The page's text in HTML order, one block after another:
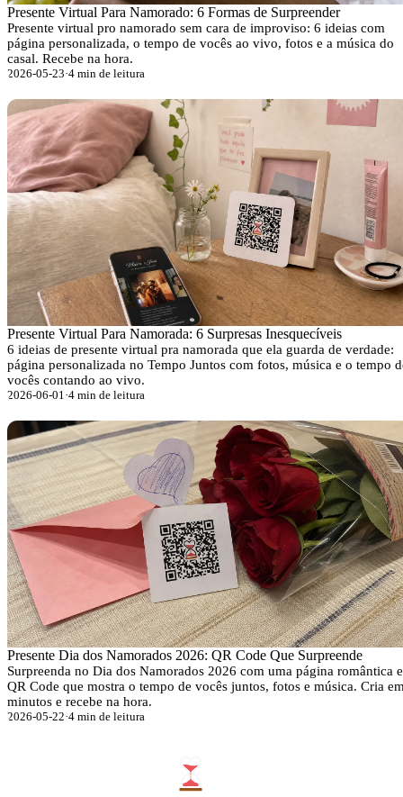
Presente Virtual Para Namorado: 6 Formas de Surpreender
Presente virtual pro namorado sem cara de improviso: 6 ideias com
página personalizada, o tempo de vocês ao vivo, fotos e a música do
casal. Recebe na hora.
2026-05-23·4 min de leitura
Presente Virtual Para Namorada: 6 Surpresas Inesquecíveis
6 ideias de presente virtual pra namorada que ela guarda de verdade:
página personalizada no Tempo Juntos com fotos, música e o tempo
vocês contando ao vivo.
2026-06-01·4 min de leitura
Presente Dia dos Namorados 2026: QR Code Que Surpreende
Surpreenda no Dia dos Namorados 2026 com uma página romântica e
QR Code que mostra o tempo de vocês juntos, fotos e música. Cria
minutos e recebe na hora.
2026-05-22·4 min de leitura